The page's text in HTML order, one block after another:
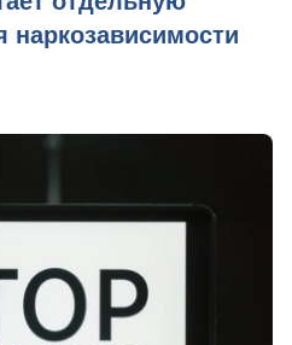
наркозависимости